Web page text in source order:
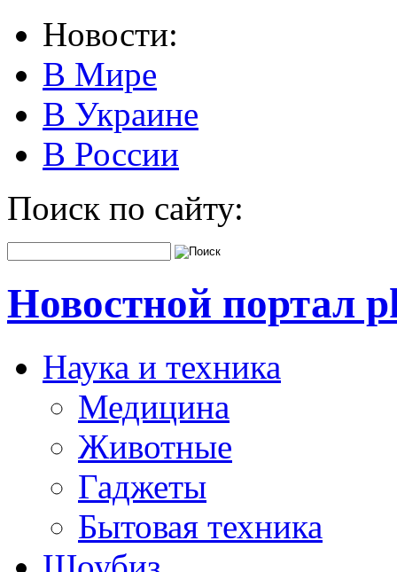
Новости:
В Мире
В Украине
В России
Поиск по сайту:
Новостной портал
Наука и техника
Медицина
Животные
Гаджеты
Бытовая техника